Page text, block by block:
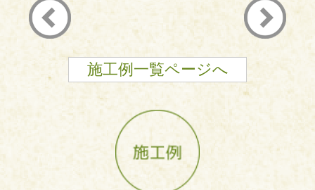
施工例一覧ページへ